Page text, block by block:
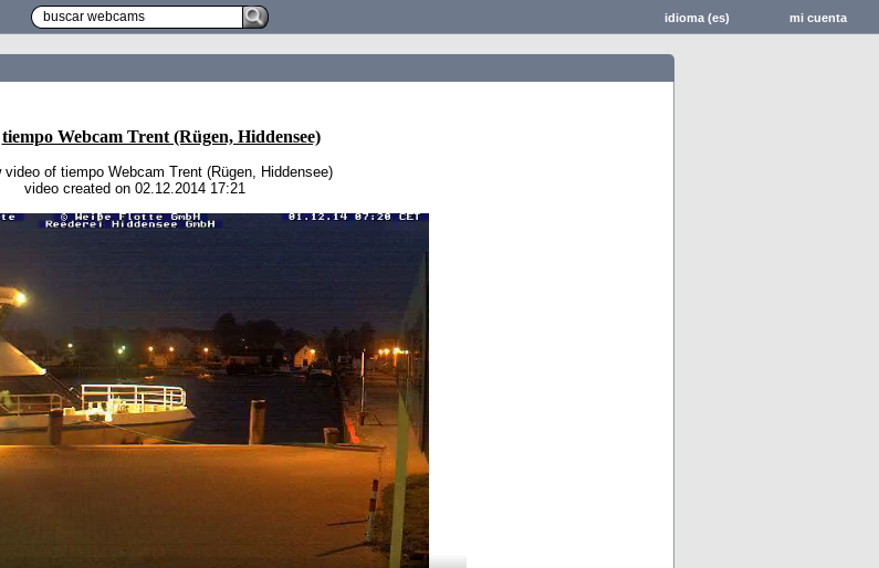
mi cuenta
idioma (es)
tiempo Webcam Trent (Rügen, Hiddensee)
video of tiempo Webcam Trent (Rügen, Hiddensee)
video created on 02.12.2014 17:21